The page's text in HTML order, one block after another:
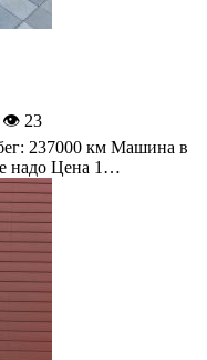
👁 23
237000 км Машина в
надо Цена 1…